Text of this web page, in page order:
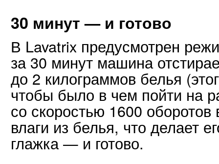
30 минут — и готово
В Lavatrix предусмотрен
за 30 минут машина
до 2 килограммов белья
чтобы было в чем пойти на
со скоростью 1600
влаги из белья, что делает
глажка — и готово.